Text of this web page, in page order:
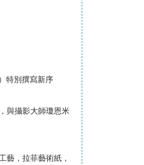
特別撰寫新序
與攝影大師瓊恩米
藝，拉菲藝術紙，